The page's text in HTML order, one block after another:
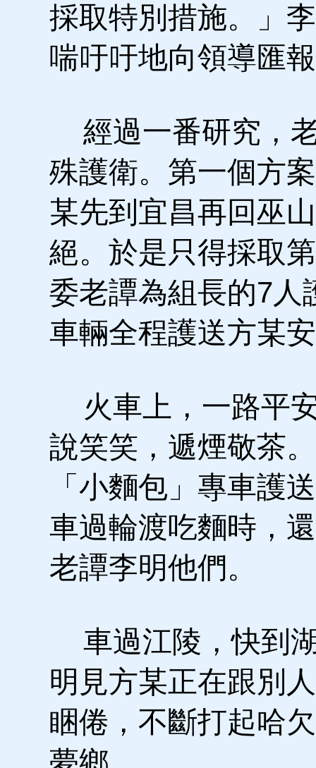
採取特別措施。」
喘吁吁地向領導匯
經過一番研究，
殊護衛。第一個方
某先到宜昌再回巫
絕。於是只得採取
委老譚為組長的7人
車輛全程護送方某
火車上，一路平
說笑笑，遞煙敬茶
「小麵包」專車護
車過輪渡吃麵時，
老譚李明他們。
車過江陵，快到
明見方某正在跟別
睏倦，不斷打起哈